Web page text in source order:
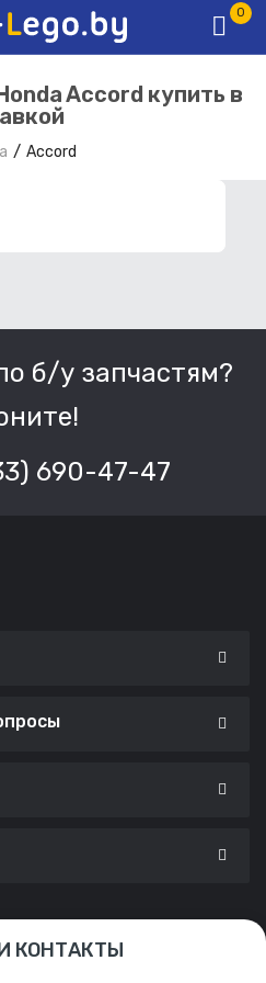
0
Accord купить в
Accord
б/у запчастям?
690-47-47
Cherry Lab Agency
КОНТАКТЫ